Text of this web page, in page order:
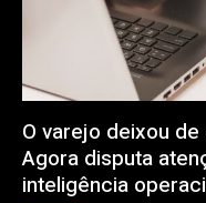
O varejo deixou
Agora disputa
inteligência